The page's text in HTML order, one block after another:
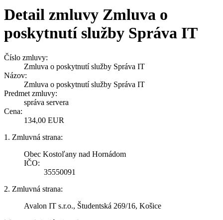
Detail zmluvy Zmluva o
poskytnutí služby Správa IT
Číslo zmluvy:
Zmluva o poskytnutí služby Správa IT
Názov:
Zmluva o poskytnutí služby Správa IT
Predmet zmluvy:
správa servera
Cena:
134,00 EUR
1. Zmluvná strana:
Obec Kostoľany nad Hornádom
IČO:
35550091
2. Zmluvná strana:
Avalon IT s.r.o., Študentská 269/16, Košice